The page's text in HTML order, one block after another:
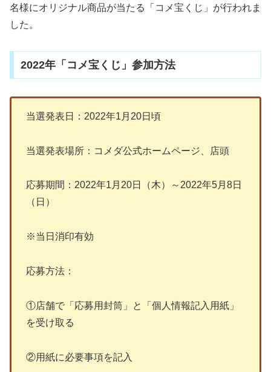
名様にオリジナル商品が当たる「コメ宝くじ」が行われま
した。
2022年「コメ宝くじ」参加方法
当選発表日：2022年1月20日頃
当選発表場所：コメダ公式ホームページ、店頭
応募期間：2022年1月20日（木）～2022年5月8日
（日）
※当日消印有効
応募方法：
①店舗で「応募用封筒」と「個人情報記入用紙」
を受け取る
②用紙に必要事項を記入